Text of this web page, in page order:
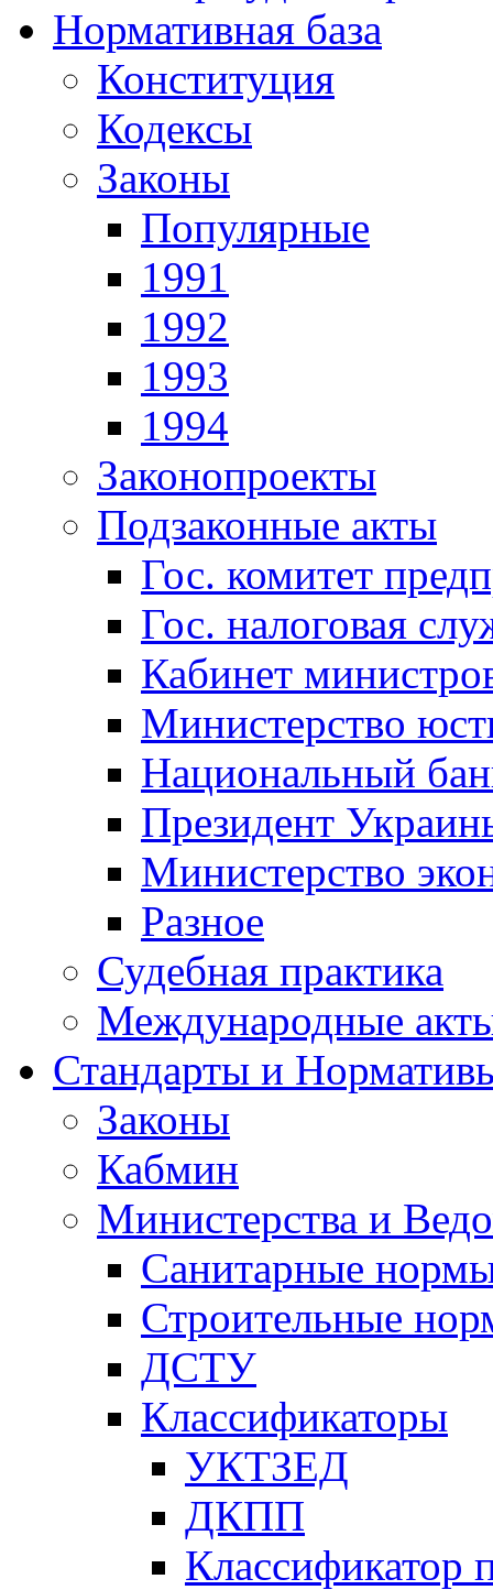
Нормативная база
Конституция
Кодексы
Законы
Популярные
1991
1992
1993
1994
Законопроекты
Подзаконные акты
Гос. комитет
Гос. налоговая
Кабинет
Министерство
Национальный
Президент
Министерство
Разное
Судебная практика
Международные
Стандарты и
Законы
Кабмин
Министерства и
Санитарные
Строительные
ДСТУ
Классификаторы
УКТЗЕД
ДКПП
Классификатор